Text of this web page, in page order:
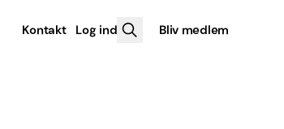
Kontakt Log ind Bliv medlem